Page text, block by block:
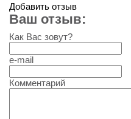
Добавить отзыв
Ваш отзыв:
Как Вас зовут?
e-mail
Комментарий